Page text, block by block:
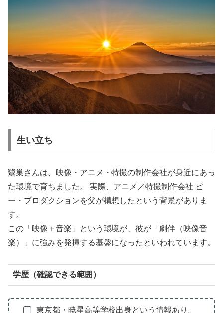
生い立ち
鷺巣さんは、映像・アニメ・特撮の制作会社が身近にあっ
た環境で育ちました。 実際、アニメ／特撮制作会社 ピ
ー・プロダクションを父が構想したという背景がありま
す。
この「映像＋音楽」という環境が、彼が「劇伴（映像音
楽）」に強みを発揮する基盤になったといわれています。
学歴（確認できる範囲）
東京都・暁星高等学校出身という情報あり。